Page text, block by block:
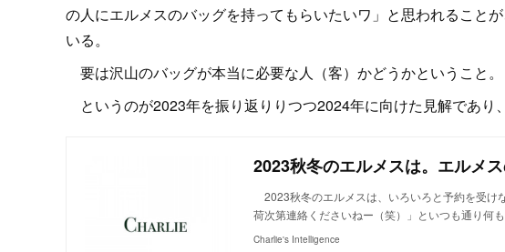
の人にエルメスのバッグを持ってもらいたいワ」と思われること
いる。
要は沢山のバッグが本当に必要な人（客）かどうかということ。
というのが2023年を振り返りりつつ2024年に向けた見解であり
2023秋冬のエルメスは。エルメス
2023秋冬のエルメスは、いろいろと予約を受
荷次第連絡くださいねー（笑）」といつも通り何
Charlie's Intelligence